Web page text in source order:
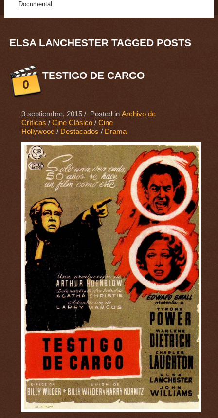
Documental
ELSA LANCHESTER TAGGED POSTS
0
TESTIGO DE CARGO
3 septiembre, 2015/ Posted in Archivo de
Críticas / Cine Clásico/ Cine
Hollywood / Destacados / Drama